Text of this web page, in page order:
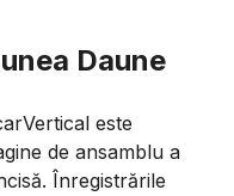
Daune
este
de ansamblu a
Înregistrările